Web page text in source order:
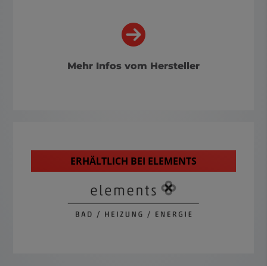
Mehr Infos vom Hersteller
ERHÄLTLICH BEI ELEMENTS